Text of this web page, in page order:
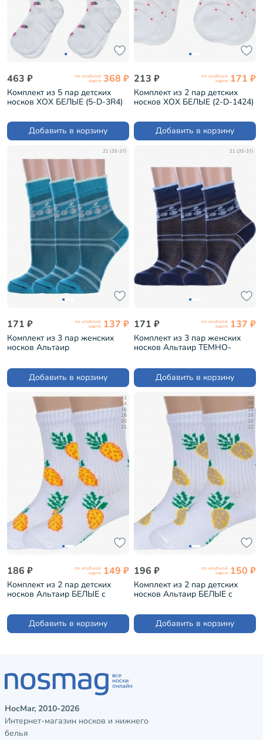
463 ₽ по клубной
карте 368 ₽
Комплект из 5 пар детских
носков ХОХ БЕЛЫЕ (5-D-3R4)
Добавить в корзину
213 ₽ по клубной
карте 171 ₽
Комплект из 2 пар детских
носков ХОХ БЕЛЫЕ (2-D-1424)
Добавить в корзину
21 (35-37)
171 ₽ по клубной
карте 137 ₽
Комплект из 3 пар женских
носков Альтаир
Добавить в корзину
21 (35-37)
171 ₽ по клубной
карте 137 ₽
Комплект из 3 пар женских
носков Альтаир ТЕМНО-
Добавить в корзину
12
14
16
18
20
22
186 ₽ по клубной
карте 149 ₽
Комплект из 2 пар детских
носков Альтаир БЕЛЫЕ с
Добавить в корзину
12
14
16
18
20
22
196 ₽ по клубной
карте 150 ₽
Комплект из 2 пар детских
носков Альтаир БЕЛЫЕ с
Добавить в корзину
НосМаг, 2010-2026
Интернет-магазин носков и нижнего
белья